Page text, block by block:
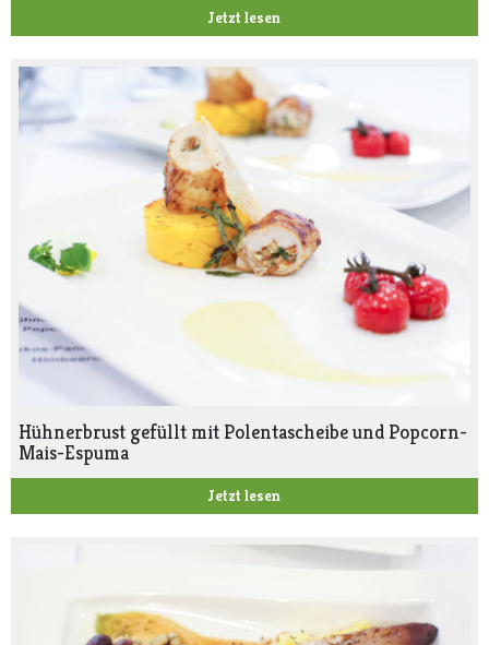
Jetzt lesen
Hühnerbrust gefüllt mit Polentascheibe und Popcorn-
Mais-Espuma
Jetzt lesen